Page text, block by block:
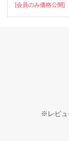
[会員のみ価格公開]
※レビュ